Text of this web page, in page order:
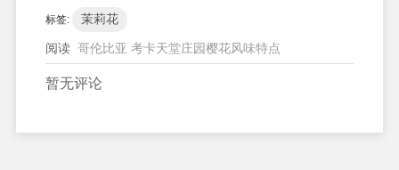
标签: 茉莉花
阅读 哥伦比亚 考卡天堂庄园樱花风味特点
暂无评论